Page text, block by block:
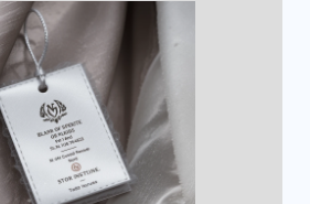
roubado.As etiquetas são feitas
e muito parecidas com etiquetas
Normalmente, são encontradas em
metálicas que, ao passar pelo
frequência específica, ou a mais
de uma microbateria e uma
(RF e AM) em seu interior, que
magnética para o receptor instalado
o alarme. Por serem pequenas,